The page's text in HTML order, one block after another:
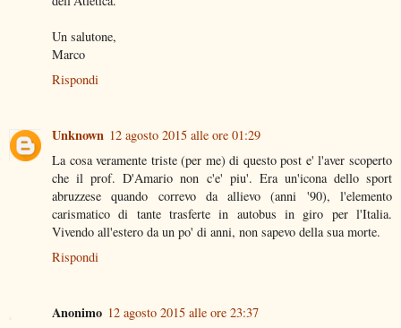
Un salutone,
Marco
Rispondi
Unknown 12 agosto 2015 alle ore 01:29
La cosa veramente triste (per me) di questo post e' l'aver scoperto
che il prof. D'Amario non c'e' piu'. Era un'icona dello sport
abruzzese quando correvo da allievo (anni '90), l'elemento
carismatico di tante trasferte in autobus in giro per l'Italia.
Vivendo all'estero da un po' di anni, non sapevo della sua morte.
Rispondi
Anonimo 12 agosto 2015 alle ore 23:37